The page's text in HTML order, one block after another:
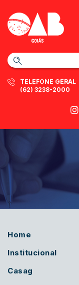
TELEFONE GERAL
(62) 3238-2000
Home
Institucional
Casag